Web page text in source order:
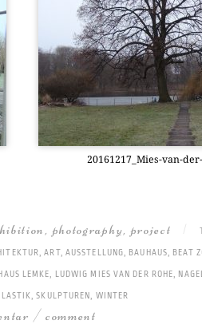
20161217_­Mies-van-
, photography, project
,ART, AUSSTELLUNG, BAUHAUS, BEAT
LEMKE, LUDWIG MIES VAN DER ROHE,
,SKULPTUREN, WINTER
/ comment